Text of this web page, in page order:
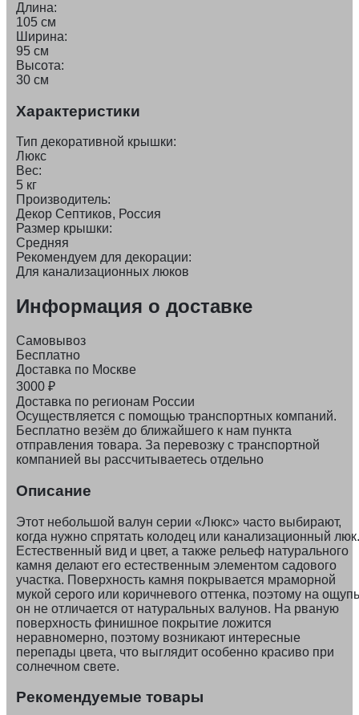
Длина:
105 см
Ширина:
95 см
Высота:
30 см
Характеристики
Тип декоративной крышки:
Люкс
Вес:
5 кг
Производитель:
Декор Септиков, Россия
Размер крышки:
Средняя
Рекомендуем для декорации:
Для канализационных люков
Информация о доставке
Самовывоз
Бесплатно
Доставка по Москве
3000 ₽
Доставка по регионам России
Осуществляется с помощью транспортных компаний.
Бесплатно везём до ближайшего к нам пункта
отправления товара. За перевозку с транспортной
компанией вы рассчитываетесь отдельно
Описание
Этот небольшой валун серии «Люкс» часто выбирают,
когда нужно спрятать колодец или канализационный люк.
Естественный вид и цвет, а также рельеф натурального
камня делают его естественным элементом садового
участка. Поверхность камня покрывается мраморной
мукой серого или коричневого оттенка, поэтому на ощупь
он не отличается от натуральных валунов. На рваную
поверхность финишное покрытие ложится
неравномерно, поэтому возникают интересные
перепады цвета, что выглядит особенно красиво при
солнечном свете.
Рекомендуемые товары